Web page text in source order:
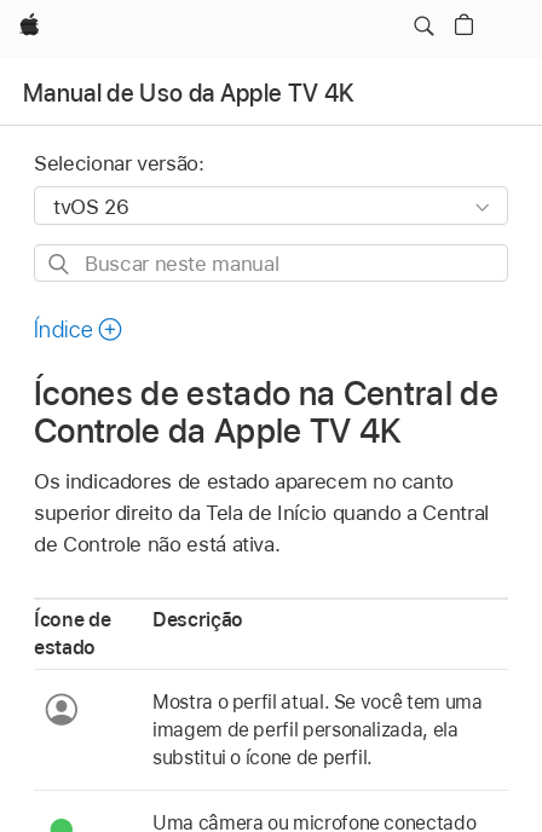
Apple
Manual de Uso da Apple TV 4K
Selecionar versão:
Buscar
manual
Índice
Ícones de estado na Central de
Controle daApple TV 4K
Os indicadores de estado aparecem no canto
superior direito da Tela de Início quando a Central
de Controle não está ativa.
Ícone de
estado
Descrição
Mostra o perfil atual. Se você tem uma
imagem de perfil personalizada, ela
substitui o ícone de perfil.
Uma câmera ou microfone conectado